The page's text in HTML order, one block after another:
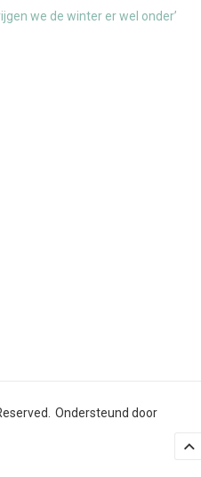
we de winter er wel onder’
Ondersteund door